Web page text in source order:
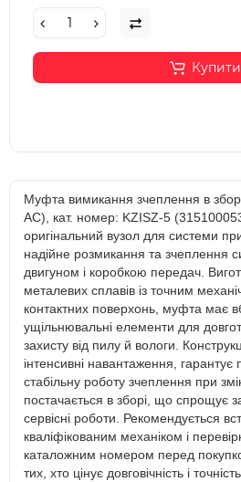
Купити
Муфта вимикання зчеплення в
AC), кат. номер: KZISZ-5
оригінальний вузол для системи
надійне розмикання та зчеплення
двигуном і коробкою передач.
металевих сплавів із точним
контактних поверхонь, муфта має
ущільнювальні елементи для
захисту від пилу й вологи.
інтенсивні навантаження, гарантує
стабільну роботу зчеплення при
постачається в зборі, що спрощує
сервісні роботи. Рекомендується
кваліфікованим механіком і
каталожним номером перед
тих, хто цінує довговічність і